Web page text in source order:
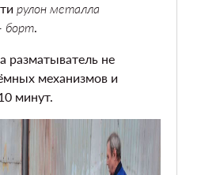
рулон металла
борт.
разматыватель не
механизмов и
минут.